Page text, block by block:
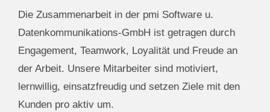
Die Zusammenarbeit in der pmi Software u.
Datenkommunikations-GmbH ist getragen durch
Engagement, Teamwork, Loyalität und Freude an
der Arbeit. Unsere Mitarbeiter sind motiviert,
lernwillig, einsatzfreudig und setzen Ziele mit den
Kunden pro aktiv um.